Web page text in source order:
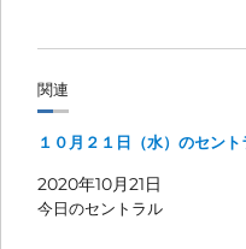
関連
１０月２１日（水）のセン
2020年10月21日
今日のセントラル